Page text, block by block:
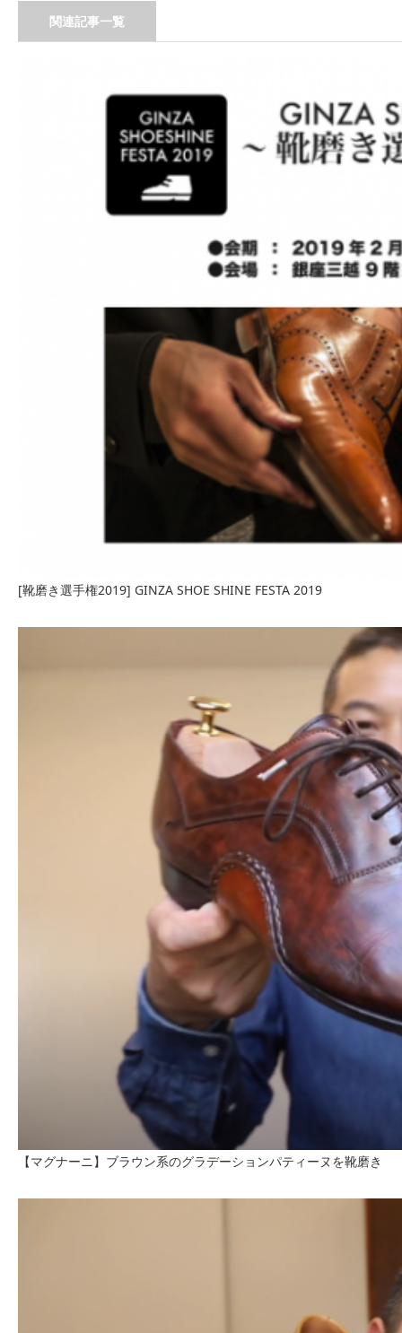
関連記事一覧
[靴磨き選手権2019] GINZA SHOE SHINE FESTA 2019
【マグナーニ】ブラウン系のグラデーションパティーヌを靴磨き